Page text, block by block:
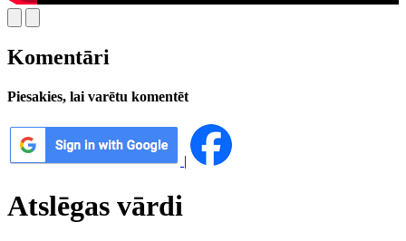
Komentāri
Piesakies, lai varētu komentēt
|
Atslēgas vārdi